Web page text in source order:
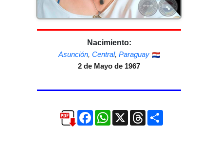
Nacimiento:
Asunción, Central, Paraguay
2 de Mayo de 1967
FacebookWhatsApp
X ThreadsCompartir